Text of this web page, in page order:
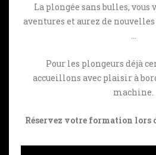
La plongée sans bulles,
aventures et aurez de nouvelles
…
Pour les plongeurs déjà
accueillons avec plaisir à
machine.
Réservez votre formation lors